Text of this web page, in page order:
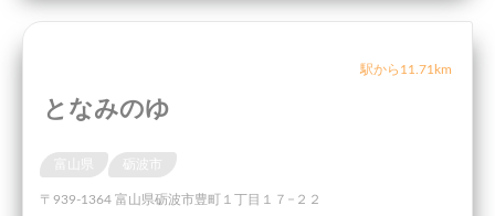
駅から11.71km
となみのゆ
砺波市
〒939-1364 富山県砺波市豊町１丁目１７−２２